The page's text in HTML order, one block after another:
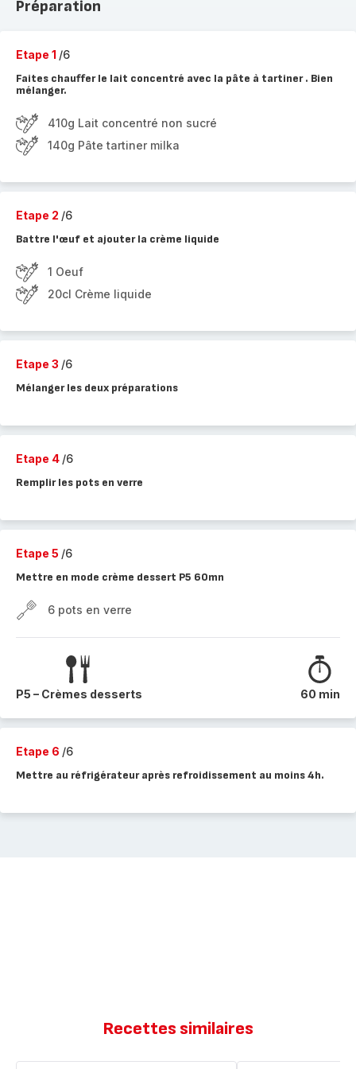
Préparation
Etape 1 /6
Faites chauffer le lait concentré avec la pâte à tartiner . Bien
mélanger.
410g Lait concentré non sucré
140g Pâte tartiner milka
Etape 2 /6
Battre l'œuf et ajouter la crème liquide
1 Oeuf
20cl Crème liquide
Etape 3 /6
Mélanger les deux préparations
Etape 4 /6
Remplir les pots en verre
Etape 5 /6
Mettre en mode crème dessert P5 60mn
6 pots en verre
P5 – Crèmes desserts 60 min
Etape 6 /6
Mettre au réfrigérateur après refroidissement au moins 4h.
Recettes similaires